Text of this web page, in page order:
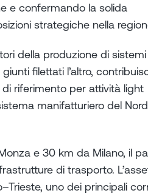
e confermando la solida
strategiche nella
della produzione di
filettati l’altro,
riferimento per attività light
manifatturiero del Nord
e 30 km da Milano, il
di trasporto.
uno dei principali